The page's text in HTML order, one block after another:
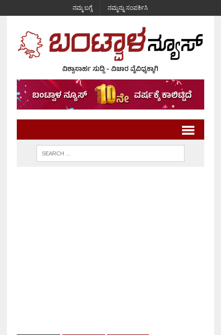
ನಮ್ಮ ಬಗ್ಗೆ ನಮ್ಮನ್ನು ಸಂಪರ್ಕಿಸಿ